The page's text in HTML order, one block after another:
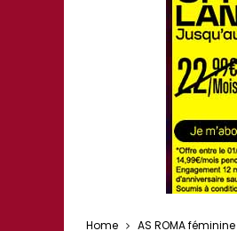
Home AS ROMA féminine